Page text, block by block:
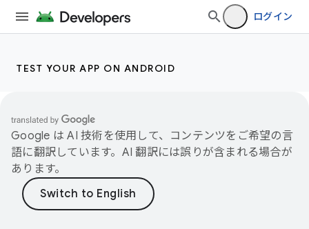
ログイン
TEST YOUR APP ON ANDROID
Google は AI 技術を使用して、コンテンツをご希望の言
語に翻訳しています。AI 翻訳には誤りが含まれる場合が
あります。